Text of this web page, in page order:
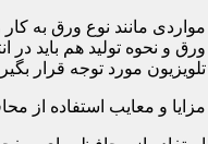
مواردی مانند نوع ورق به
ورق و نحوه تولید هم باید
تلویزیون مورد توجه قرار
مزایا و معایب استفاده از